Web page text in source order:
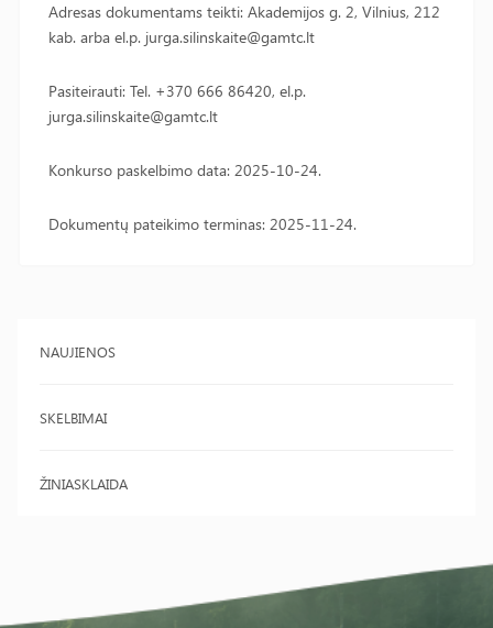
NAUJIENOS
SKELBIMAI
ŽINIASKLAIDA
Adresas dokumentams teikti: Akademijos g. 2, Vilnius, 212
kab. arba el.p. jurga.silinskaite@gamtc.lt
Pasiteirauti: Tel. +370 666 86420, el.p.
jurga.silinskaite@gamtc.lt
Konkurso paskelbimo data: 2025-10-24.
Dokumentų pateikimo terminas: 2025-11-24.